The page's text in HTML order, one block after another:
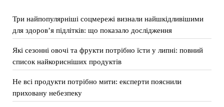
Три найпопулярніші соцмережі визнали найшкідливішими
для здоров’я підлітків: що показало дослідження
Які сезонні овочі та фрукти потрібно їсти у липні: повний
список найкорисніших продуктів
Не всі продукти потрібно мити: експерти пояснили
приховану небезпеку